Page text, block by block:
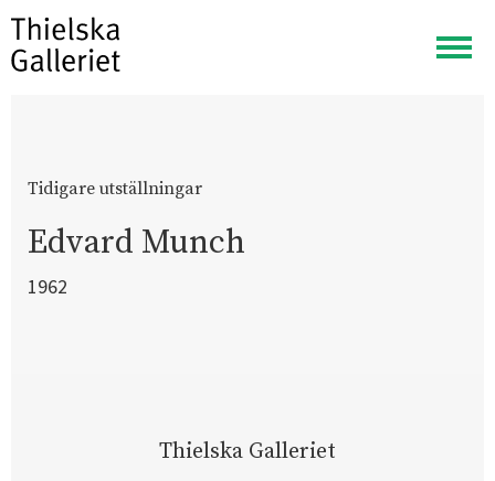
Visa
meny
Tidigare utställningar
Edvard Munch
1962
Thielska Galleriet